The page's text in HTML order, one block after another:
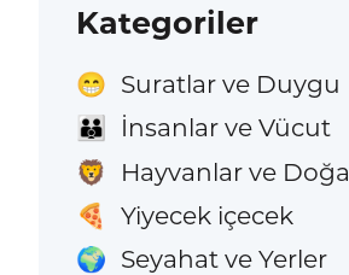
Kategoriler
😁 Suratlar ve Duygu
👪 İnsanlar ve Vücut
🦁 Hayvanlar ve Doğa
🍕 Yiyecek içecek
🌍 Seyahat ve Yerler